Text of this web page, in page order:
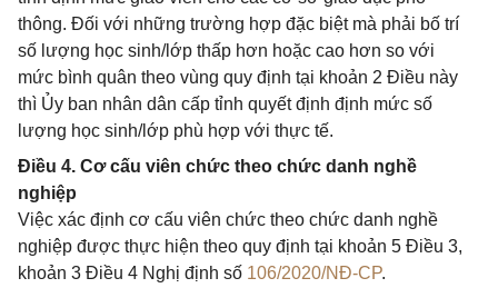
thông. Đối với những trường hợp đặc biệt mà phải bố trí
số lượng học sinh/lớp thấp hơn hoặc cao hơn so với
mức bình quân theo vùng quy định tại khoản 2 Điều này
thì Ủy ban nhân dân cấp tỉnh quyết định định mức số
lượng học sinh/lớp phù hợp với thực tế.
Điều 4. Cơ cấu viên chức theo chức danh nghề
nghiệp
Việc xác định cơ cấu viên chức theo chức danh nghề
nghiệp được thực hiện theo quy định tại khoản 5 Điều 3,
khoản 3 Điều 4 Nghị định số 106/2020/NĐ-CP.